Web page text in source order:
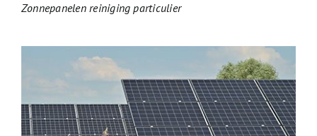
Zonnepanelen reiniging particulier